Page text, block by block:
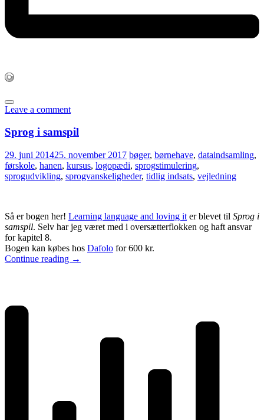
Leave a comment
Sprog i samspil
29. juni 201425. november 2017 bøger, børnehave, dataindsamling,
førskole, hanen, kursus, logopædi, sprogstimulering,
sprogudvikling, sprogvanskeligheder, tidlig indsats, vejledning
Så er bogen her! Learning language and loving it er blevet til Sprog i
samspil. Selv har jeg været med i oversætterflokken og haft ansvar
for kapitel 8.
Bogen kan købes hos Dafolo for 600 kr.
Continue reading →